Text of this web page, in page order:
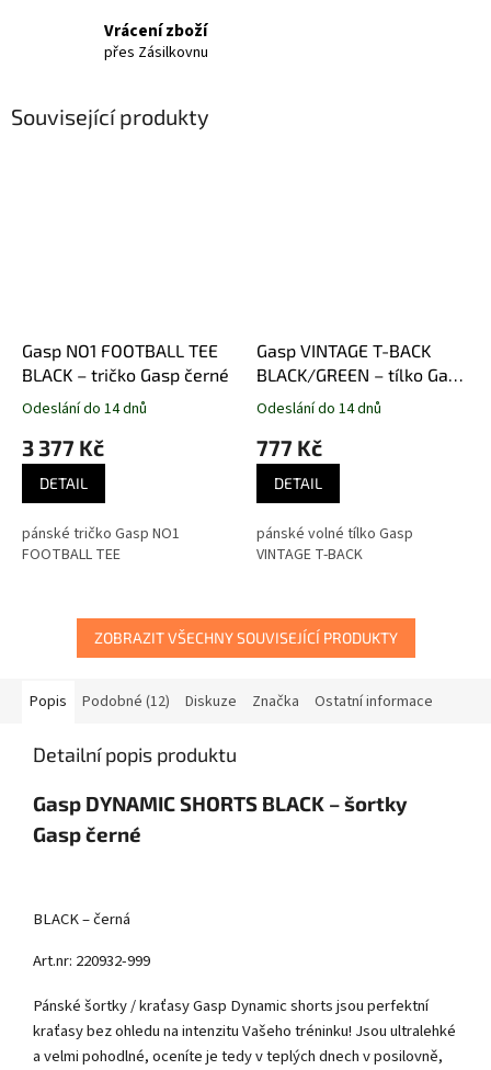
Vrácení zboží
přes Zásilkovnu
Související produkty
Gasp NO1 FOOTBALL TEE
BLACK – tričko Gasp černé
Odeslání do 14 dnů
3 377 Kč
DETAIL
pánské tričko Gasp NO1
FOOTBALL TEE
Gasp VINTAGE T-BACK
BLACK/GREEN – tílko Gasp
černo-zelené
Odeslání do 14 dnů
777 Kč
DETAIL
pánské volné tílko Gasp
VINTAGE T-BACK
ZOBRAZIT VŠECHNY SOUVISEJÍCÍ PRODUKTY
Popis Podobné (12) Diskuze Značka Ostatní informace
Detailní popis produktu
Gasp DYNAMIC SHORTS BLACK – šortky
Gasp černé
BLACK – černá
Art.nr: 220932-999
Pánské šortky / kraťasy Gasp Dynamic shorts jsou perfektní
kraťasy bez ohledu na intenzitu Vašeho tréninku! Jsou ultralehké
a velmi pohodlné, oceníte je tedy v teplých dnech v posilovně,